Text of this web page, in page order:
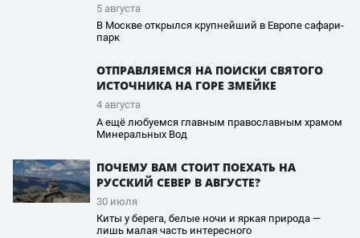
5 августа
В Москве открылся крупнейший в Европе сафари-
парк
ОТПРАВЛЯЕМСЯ НА ПОИСКИ СВЯТОГО
ИСТОЧНИКА НА ГОРЕ ЗМЕЙКЕ
4 августа
А ещё любуемся главным православным храмом
Минеральных Вод
ПОЧЕМУ ВАМ СТОИТ ПОЕХАТЬ НА
РУССКИЙ СЕВЕР В АВГУСТЕ?
30 июля
Киты у берега, белые ночи и яркая природа —
лишь малая часть интересного